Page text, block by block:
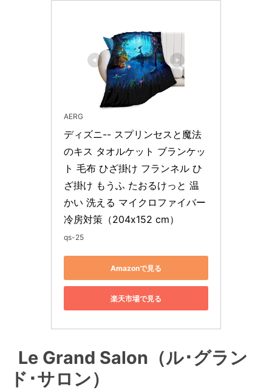
AERG
ディズニ-- スプリンセスと魔法
のキス タオルケット ブランケッ
ト 毛布 ひざ掛け フランネル ひ
ざ掛け もうふ たおるけっと 温
かい 洗える マイクロファイバー
冷房対策（204x152 cm）
qs-25
Amazonで見る
楽天市場で見る
Le Grand Salon（ル･グラン
ド･サロン）